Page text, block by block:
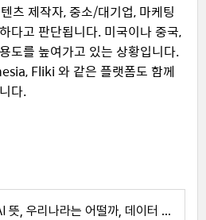
츠 제작자, 중소/대기업, 마케팅
다고 판단됩니다. 미국이나 중국,
도를 높여가고 있는 상황입니다.
Fliki 와 같은 플랫폼도 함께
다.
소버린 AI 뜻, 우리나라는 어떨까, 데이터 주권 현황 - peterjun's life